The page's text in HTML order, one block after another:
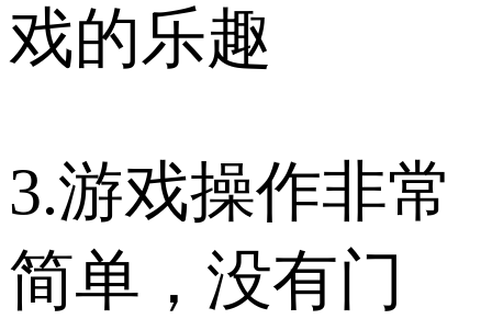
戏的乐趣
3.游戏操作非常
简单，没有门